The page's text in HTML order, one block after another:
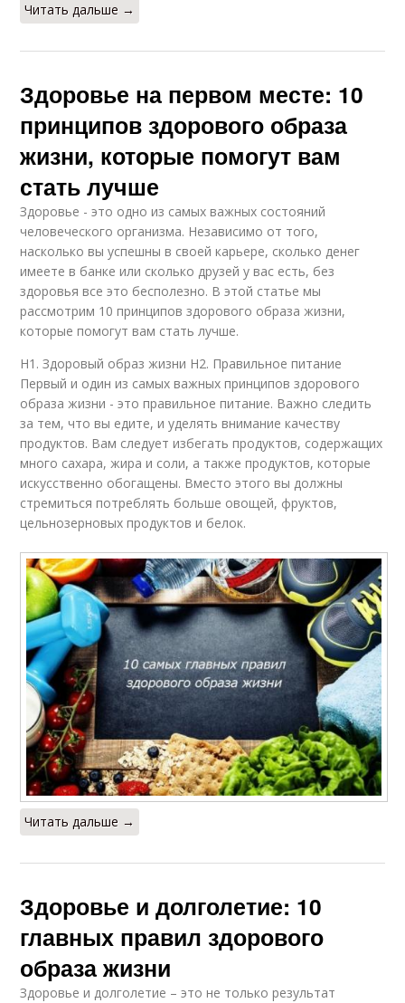
Читать дальше →
Здоровье на первом месте: 10
принципов здорового образа
жизни, которые помогут вам
стать лучше
Здоровье - это одно из самых важных состояний
человеческого организма. Независимо от того,
насколько вы успешны в своей карьере, сколько денег
имеете в банке или сколько друзей у вас есть, без
здоровья все это бесполезно. В этой статье мы
рассмотрим 10 принципов здорового образа жизни,
которые помогут вам стать лучше.
H1. Здоровый образ жизни H2. Правильное питание
Первый и один из самых важных принципов здорового
образа жизни - это правильное питание. Важно следить
за тем, что вы едите, и уделять внимание качеству
продуктов. Вам следует избегать продуктов, содержащих
много сахара, жира и соли, а также продуктов, которые
искусственно обогащены. Вместо этого вы должны
стремиться потреблять больше овощей, фруктов,
цельнозерновых продуктов и белок.
Читать дальше →
Здоровье и долголетие: 10
главных правил здорового
образа жизни
Здоровье и долголетие – это не только результат